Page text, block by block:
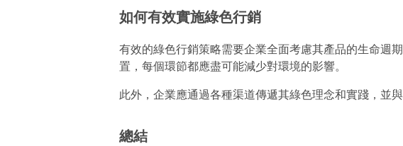
如何有效實施綠色行銷
有效的綠色行銷策略需要企業全面考慮其產品的生命週
置，每個環節都應盡可能減少對環境的影響。
此外，企業應通過各種渠道傳遞其綠色理念和實踐，並
總結